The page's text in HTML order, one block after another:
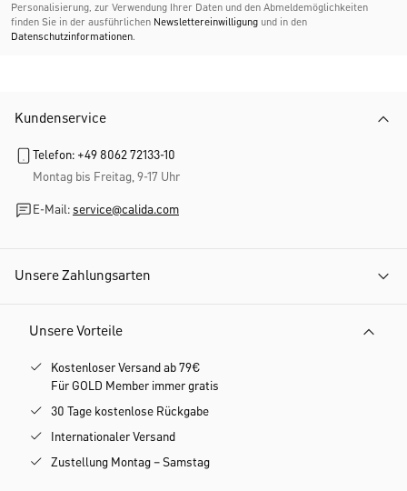
Personalisierung, zur Verwendung Ihrer Daten und den Abmelde­möglichkeiten
finden Sie in der ausführlichen Newslettereinwilligung und in den
Datenschutzinformationen.
Kundenservice
Telefon: +49 8062 72133-10
Montag bis Freitag, 9-17 Uhr
E-Mail: service@calida.com
Unsere Zahlungsarten
Unsere Vorteile
Kostenloser Versand ab 79€
Für GOLD Member immer gratis
30 Tage kostenlose Rückgabe
Internationaler Versand
Zustellung Montag – Samstag